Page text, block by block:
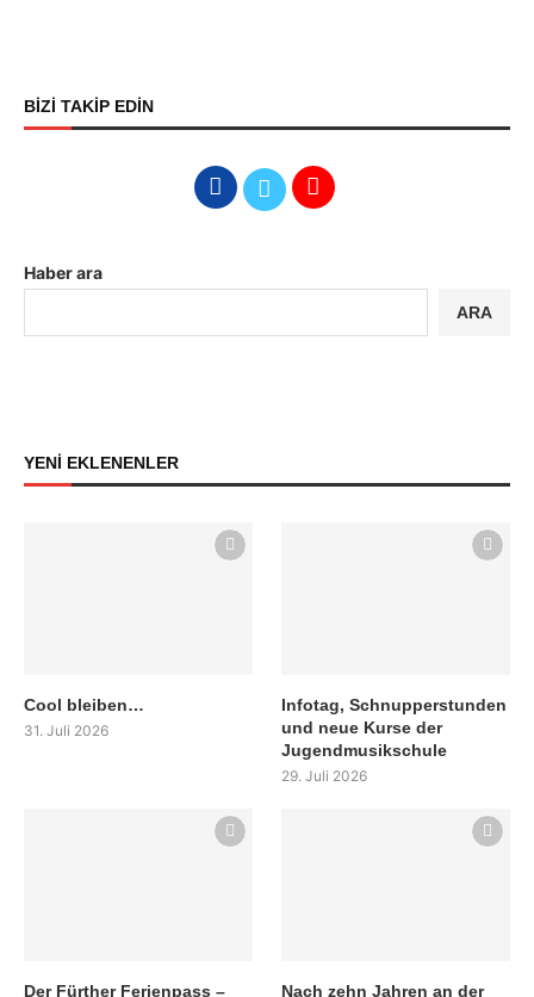
BİZİ TAKİP EDİN
Haber ara
ARA
YENİ EKLENENLER
Cool bleiben…
31. Juli 2026
Infotag, Schnupperstunden
und neue Kurse der
Jugendmusikschule
29. Juli 2026
Der Fürther Ferienpass –
Nach zehn Jahren an der